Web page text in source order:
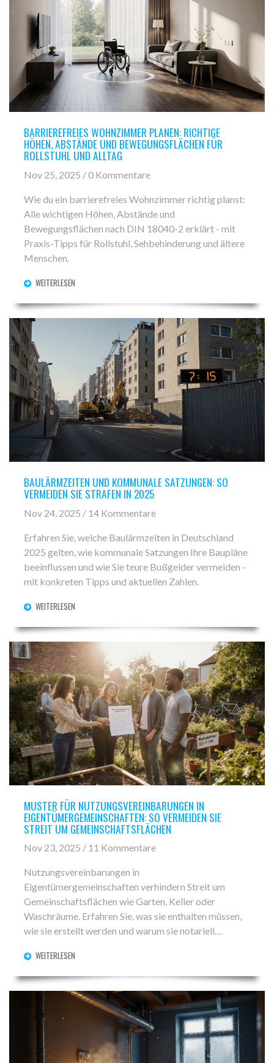
BARRIEREFREIES WOHNZIMMER PLANEN: RICHTIGE
HÖHEN, ABSTÄNDE UND BEWEGUNGSFLÄCHEN FÜR
ROLLSTUHL UND ALLTAG
Nov 25, 2025 / 0 Kommentare
Wie du ein barrierefreies Wohnzimmer richtig planst:
Alle wichtigen Höhen, Abstände und
Bewegungsflächen nach DIN 18040-2 erklärt - mit
Praxis-Tipps für Rollstuhl, Sehbehinderung und ältere
Menschen.
WEITERLESEN
BAULÄRMZEITEN UND KOMMUNALE SATZUNGEN: SO
VERMEIDEN SIE STRAFEN IN 2025
Nov 24, 2025 / 14 Kommentare
Erfahren Sie, welche Baulärmzeiten in Deutschland
2025 gelten, wie kommunale Satzungen Ihre Baupläne
beeinflussen und wie Sie teure Bußgelder vermeiden -
mit konkreten Tipps und aktuellen Zahlen.
WEITERLESEN
MUSTER FÜR NUTZUNGSVEREINBARUNGEN IN
EIGENTÜMERGEMEINSCHAFTEN: SO VERMEIDEN SIE
STREIT UM GEMEINSCHAFTSFLÄCHEN
Nov 23, 2025 / 11 Kommentare
Nutzungsvereinbarungen in
Eigentümergemeinschaften verhindern Streit um
Gemeinschaftsflächen wie Garten, Keller oder
Waschräume. Erfahren Sie, was sie enthalten müssen,
wie sie erstellt werden und warum sie notariell
WEITERLESEN